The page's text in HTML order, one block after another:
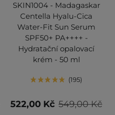
SKIN1004 - Madagaskar
Centella Hyalu-Cica
Water-Fit Sun Serum
SPF50+ PA++++ -
Hydratační opalovací
krém - 50 ml
195
549,00 Kč
522,00 Kč